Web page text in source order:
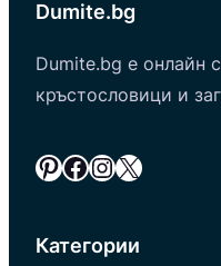
Dumite.bg
Dumite.bg е онлайн
кръстословици и
Pinterest Facebook InstagramX
Категории